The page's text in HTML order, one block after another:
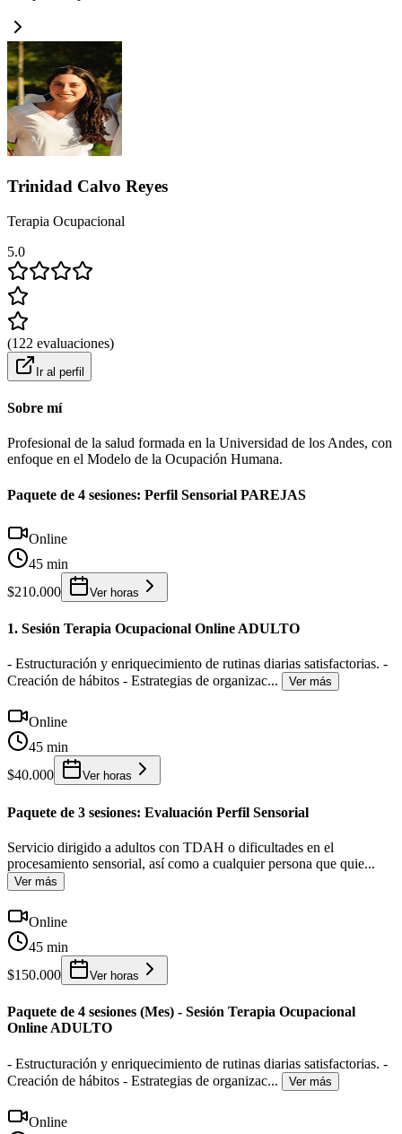
Trinidad Calvo Reyes
Terapia Ocupacional
5.0
(122 evaluaciones)
Ir al perfil
Sobre mí
Profesional de la salud formada en la Universidad de los Andes, con
enfoque en el Modelo de la Ocupación Humana.
Paquete de 4 sesiones: Perfil Sensorial PAREJAS
Online
45 min
$210.000
Ver horas
1. Sesión Terapia Ocupacional Online ADULTO
- Estructuración y enriquecimiento de rutinas diarias satisfactorias. -
Creación de hábitos - Estrategias de organizac... Ver más
Online
45 min
$40.000
Ver horas
Paquete de 3 sesiones: Evaluación Perfil Sensorial
Servicio dirigido a adultos con TDAH o dificultades en el
procesamiento sensorial, así como a cualquier persona que quie...
Ver más
Online
45 min
$150.000
Ver horas
Paquete de 4 sesiones (Mes) - Sesión Terapia Ocupacional
Online ADULTO
- Estructuración y enriquecimiento de rutinas diarias satisfactorias. -
Creación de hábitos - Estrategias de organizac... Ver más
Online